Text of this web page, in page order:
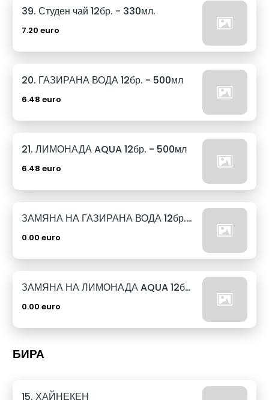
39. Студен чай 12бр. - 330мл.
7.20 euro
20. ГАЗИРАНА ВОДА 12бр. - 500мл
6.48 euro
21. ЛИМОНАДА AQUA 12бр. - 500мл
6.48 euro
ЗАМЯНА НА ГАЗИРАНА ВОДА 12бр. - 500мл
0.00 euro
ЗАМЯНА НА ЛИМОНАДА AQUA 12бр. - 500мл
0.00 euro
БИРА
15. ХАЙНЕКЕН